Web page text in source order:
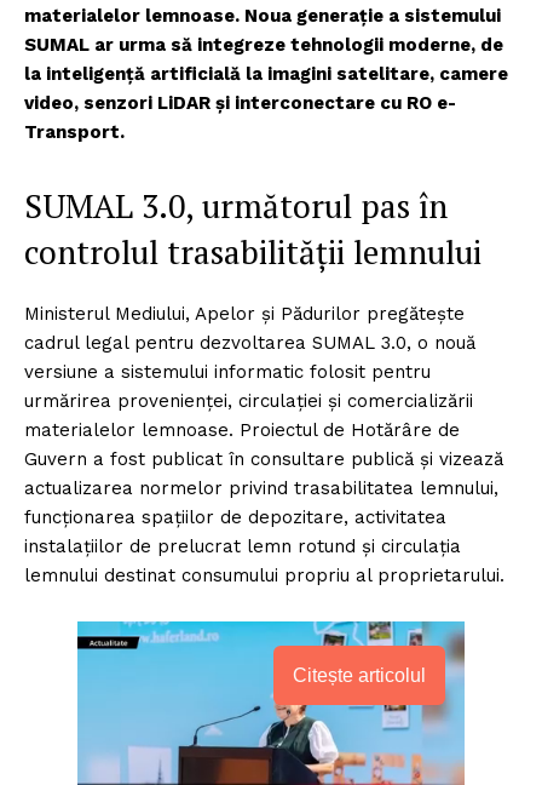
materialelor lemnoase. Noua generație a sistemului
SUMAL ar urma să integreze tehnologii moderne, de
la inteligență artificială la imagini satelitare, camere
video, senzori LiDAR și interconectare cu RO e-
Transport.
SUMAL 3.0, următorul pas în
controlul trasabilității lemnului
Ministerul Mediului, Apelor și Pădurilor pregătește
cadrul legal pentru dezvoltarea SUMAL 3.0, o nouă
versiune a sistemului informatic folosit pentru
urmărirea provenienței, circulației și comercializării
materialelor lemnoase. Proiectul de Hotărâre de
Guvern a fost publicat în consultare publică și vizează
actualizarea normelor privind trasabilitatea lemnului,
funcționarea spațiilor de depozitare, activitatea
instalațiilor de prelucrat lemn rotund și circulația
lemnului destinat consumului propriu al proprietarului.
Citește articolul